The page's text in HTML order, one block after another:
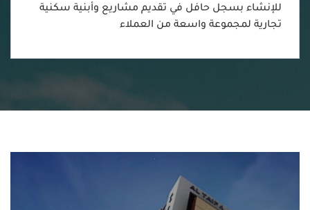
للإنشاء بسجل حافل في تقديم مشاريع وأبنية سكنية
تجارية لمجموعة واسعة من العملاء